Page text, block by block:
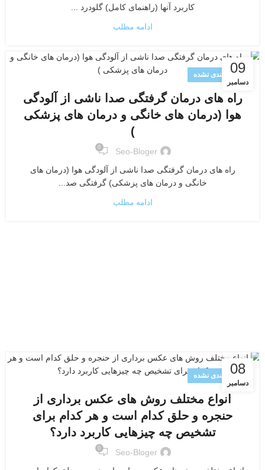
کاربرد آنها (راهنمای کامل) گلودرد ...
ادامه مطلب
09
دسامبر
دسته‌بندی نشده
راه های درمان گرفتگی صدا ناشی از آلودگی
هوا (درمان های خانگی و درمان های پزشکی
)
Seo-Bloger
0
راه های درمان گرفتگی صدا ناشی از آلودگی هوا (درمان های
خانگی و درمان های پزشکی) گرفتگی صد...
ادامه مطلب
08
دسامبر
دسته‌بندی نشده
انواع مختلف روش های عکس برداری از
حنجره و حلق کدام است و هر کدام برای
تشخیص چه چیزهایی کاربرد دارد؟
Seo-Bloger
0